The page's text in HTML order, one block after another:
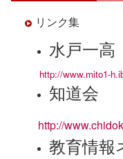
リンク集
水戸一高
http://www.mito1-
知道会
http://
教育情報